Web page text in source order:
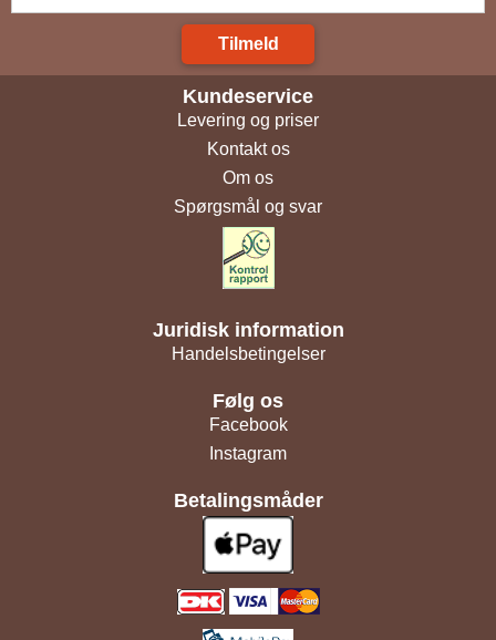
Tilmeld
Kundeservice
Levering og priser
Kontakt os
Om os
Spørgsmål og svar
Juridisk information
Handelsbetingelser
Følg os
Facebook
Instagram
Betalingsmåder